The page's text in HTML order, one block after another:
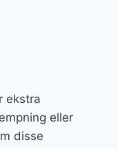
ekstra
eller
disse